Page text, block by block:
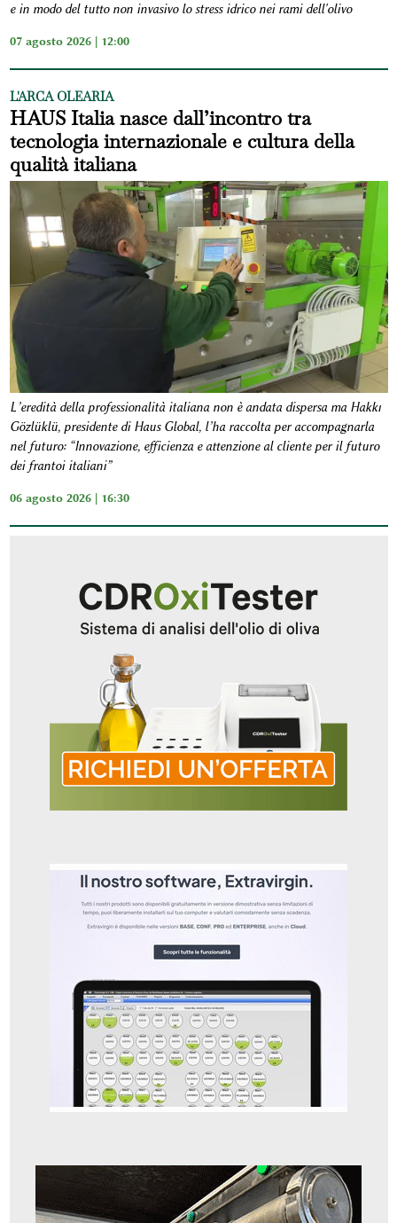
e in modo del tutto non invasivo lo stress idrico nei rami dell'olivo
07 agosto 2026 | 12:00
L'ARCA OLEARIA
HAUS Italia nasce dall’incontro tra
tecnologia internazionale e cultura della
qualità italiana
L’eredità della professionalità italiana non è andata dispersa ma Hakkı
Gözlüklü, presidente di Haus Global, l’ha raccolta per accompagnarla
nel futuro: “Innovazione, efficienza e attenzione al cliente per il futuro
dei frantoi italiani”
06 agosto 2026 | 16:30